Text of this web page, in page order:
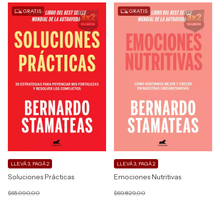
GRATIS
Soluciones Prácticas
$65.990,00
LLEVÁ 3, PAGÁ 2
GRATIS
Emociones Nutritivas
$69.829,00
LLEVÁ 3, PAGÁ 2